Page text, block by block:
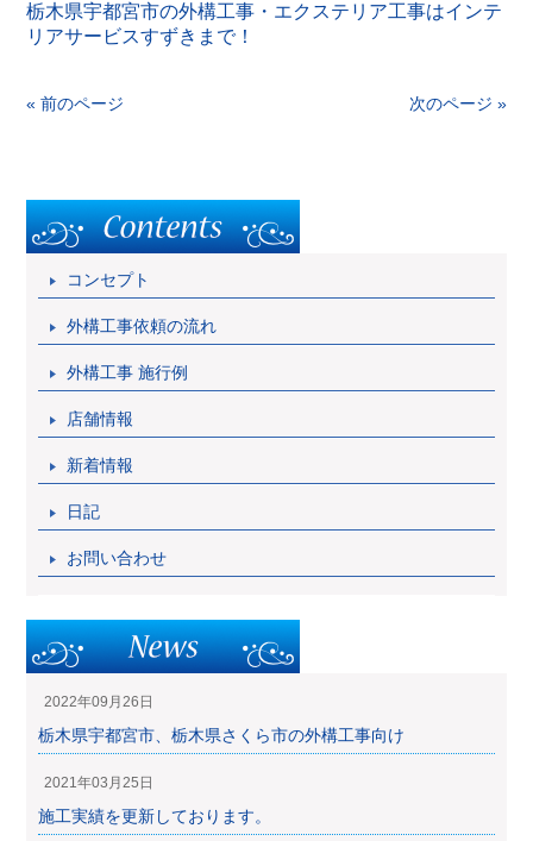
栃木県宇都宮市の外構工事・エクステリア工事はインテ
リアサービスすずきまで！
« 前のページ 次のページ »
コンセプト
外構工事依頼の流れ
外構工事 施行例
店舗情報
新着情報
日記
お問い合わせ
2022年09月26日
栃木県宇都宮市、栃木県さくら市の外構工事向け
2021年03月25日
施工実績を更新しております。